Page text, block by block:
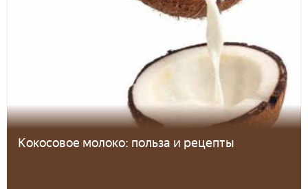
Кокосовое молоко: польза и рецепты